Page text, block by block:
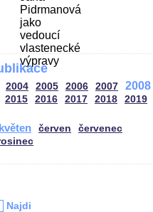
2004 2005 2006 2007 2008
2015 2016 2017 2018 2019
květen červen
červenec
Najdi